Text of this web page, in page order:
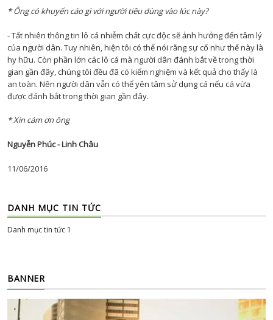
* Ông có khuyến cáo gì với người tiêu dùng vào lúc này?
- Tất nhiên thông tin lô cá nhiễm chất cực độc sẽ ảnh hưởng đến tâm lý
của người dân. Tuy nhiên, hiện tôi có thể nói rằng sự cố như thế này là
hy hữu. Còn phần lớn các lô cá mà người dân đánh bắt về trong thời
gian gần đây, chúng tôi đều đã có kiểm nghiệm và kết quả cho thấy là
an toàn. Nên người dân vẫn có thể yên tâm sử dụng cá nếu cá vừa
được đánh bắt trong thời gian gần đây.
* Xin cám ơn ông
Nguyễn Phúc - Linh Châu
11/06/2016
DANH MỤC TIN TỨC
Danh mục tin tức 1
BANNER